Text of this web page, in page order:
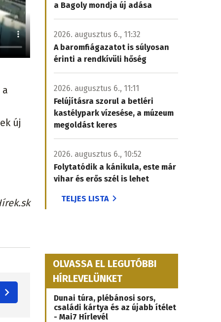
új
a Bagoly mondja új adása
2026. augusztus 6., 11:32
A baromfiágazatot is súlyosan
érinti a rendkívüli hőség
2026. augusztus 6., 11:11
Felújításra szorul a betléri
kastélypark vízesése, a múzeum
megoldást keres
2026. augusztus 6., 10:52
Folytatódik a kánikula, este már
vihar és erős szél is lehet
TELJES LISTA
OLVASSA EL LEGUTÓBBI
HÍRLEVELÜNKET
Dunai túra, plébánosi sors,
családi kártya és az újabb ítélet
- Mai7 Hírlevél